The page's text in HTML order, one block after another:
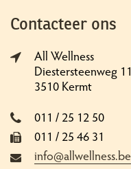
Contacteer ons
All Wellness
Diestersteenweg 11
3510 Kermt
011 / 25 12 50
011 / 25 46 31
info@allwellness.be